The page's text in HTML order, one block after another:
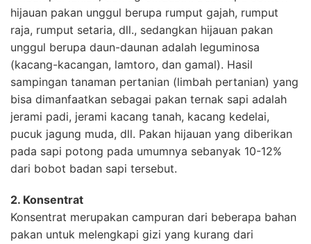
hijauan pakan unggul berupa rumput gajah, rumput
raja, rumput setaria, dll., sedangkan hijauan pakan
unggul berupa daun-daunan adalah leguminosa
(kacang-kacangan, lamtoro, dan gamal). Hasil
sampingan tanaman pertanian (limbah pertanian) yang
bisa dimanfaatkan sebagai pakan ternak sapi adalah
jerami padi, jerami kacang tanah, kacang kedelai,
pucuk jagung muda, dll. Pakan hijauan yang diberikan
pada sapi potong pada umumnya sebanyak 10-12%
dari bobot badan sapi tersebut.
2. Konsentrat
Konsentrat merupakan campuran dari beberapa bahan
pakan untuk melengkapi gizi yang kurang dari